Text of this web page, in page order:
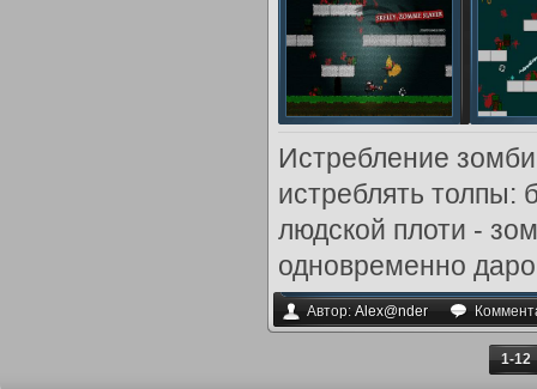
Истребление
истреблять
людской плоти -
одновременно
Автор: Alex@nder
1-12